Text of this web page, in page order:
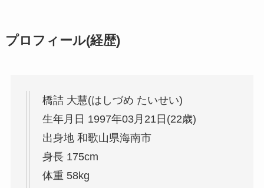
プロフィール(経歴)
橋詰 大慧(はしづめ たいせい)
生年月日 1997年03月21日(22歳)
出身地 和歌山県海南市
身長 175cm
体重 58kg